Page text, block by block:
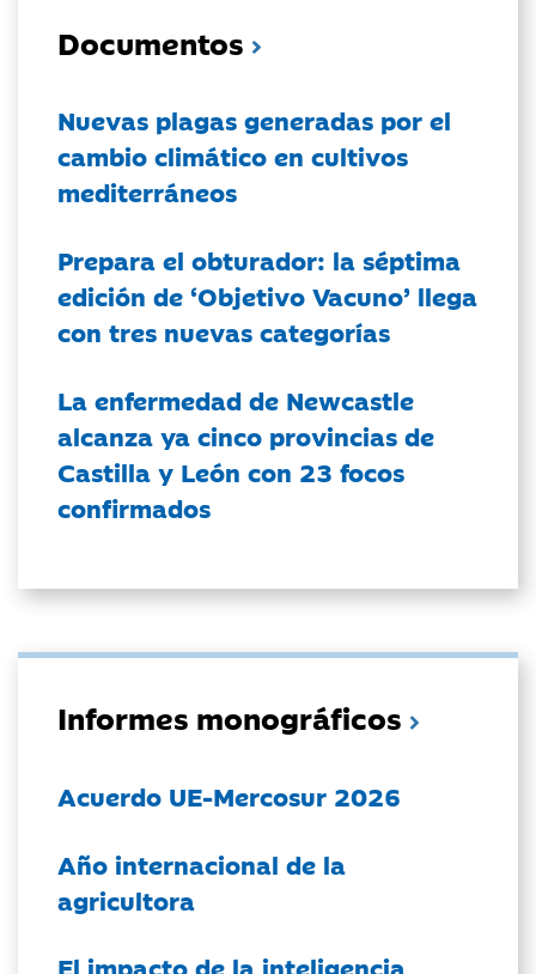
Documentos
Nuevas plagas generadas por el
cambio climático en cultivos
mediterráneos
Prepara el obturador: la séptima
edición de ‘Objetivo Vacuno’ llega
con tres nuevas categorías
La enfermedad de Newcastle
alcanza ya cinco provincias de
Castilla y León con 23 focos
confirmados
Informes monográficos
Acuerdo UE-Mercosur 2026
Año internacional de la
agricultora